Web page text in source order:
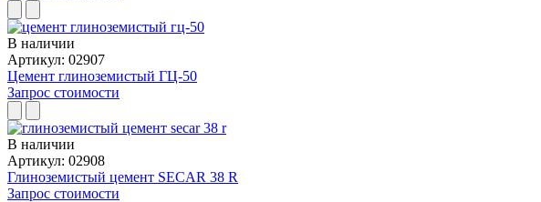
В наличии
Артикул: 02907
Цемент глиноземистый ГЦ-50
Запрос стоимости
В наличии
Артикул: 02908
Глиноземистый цемент SECAR 38 R
Запрос стоимости